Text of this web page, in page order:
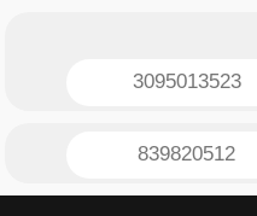
3095013523
839820512